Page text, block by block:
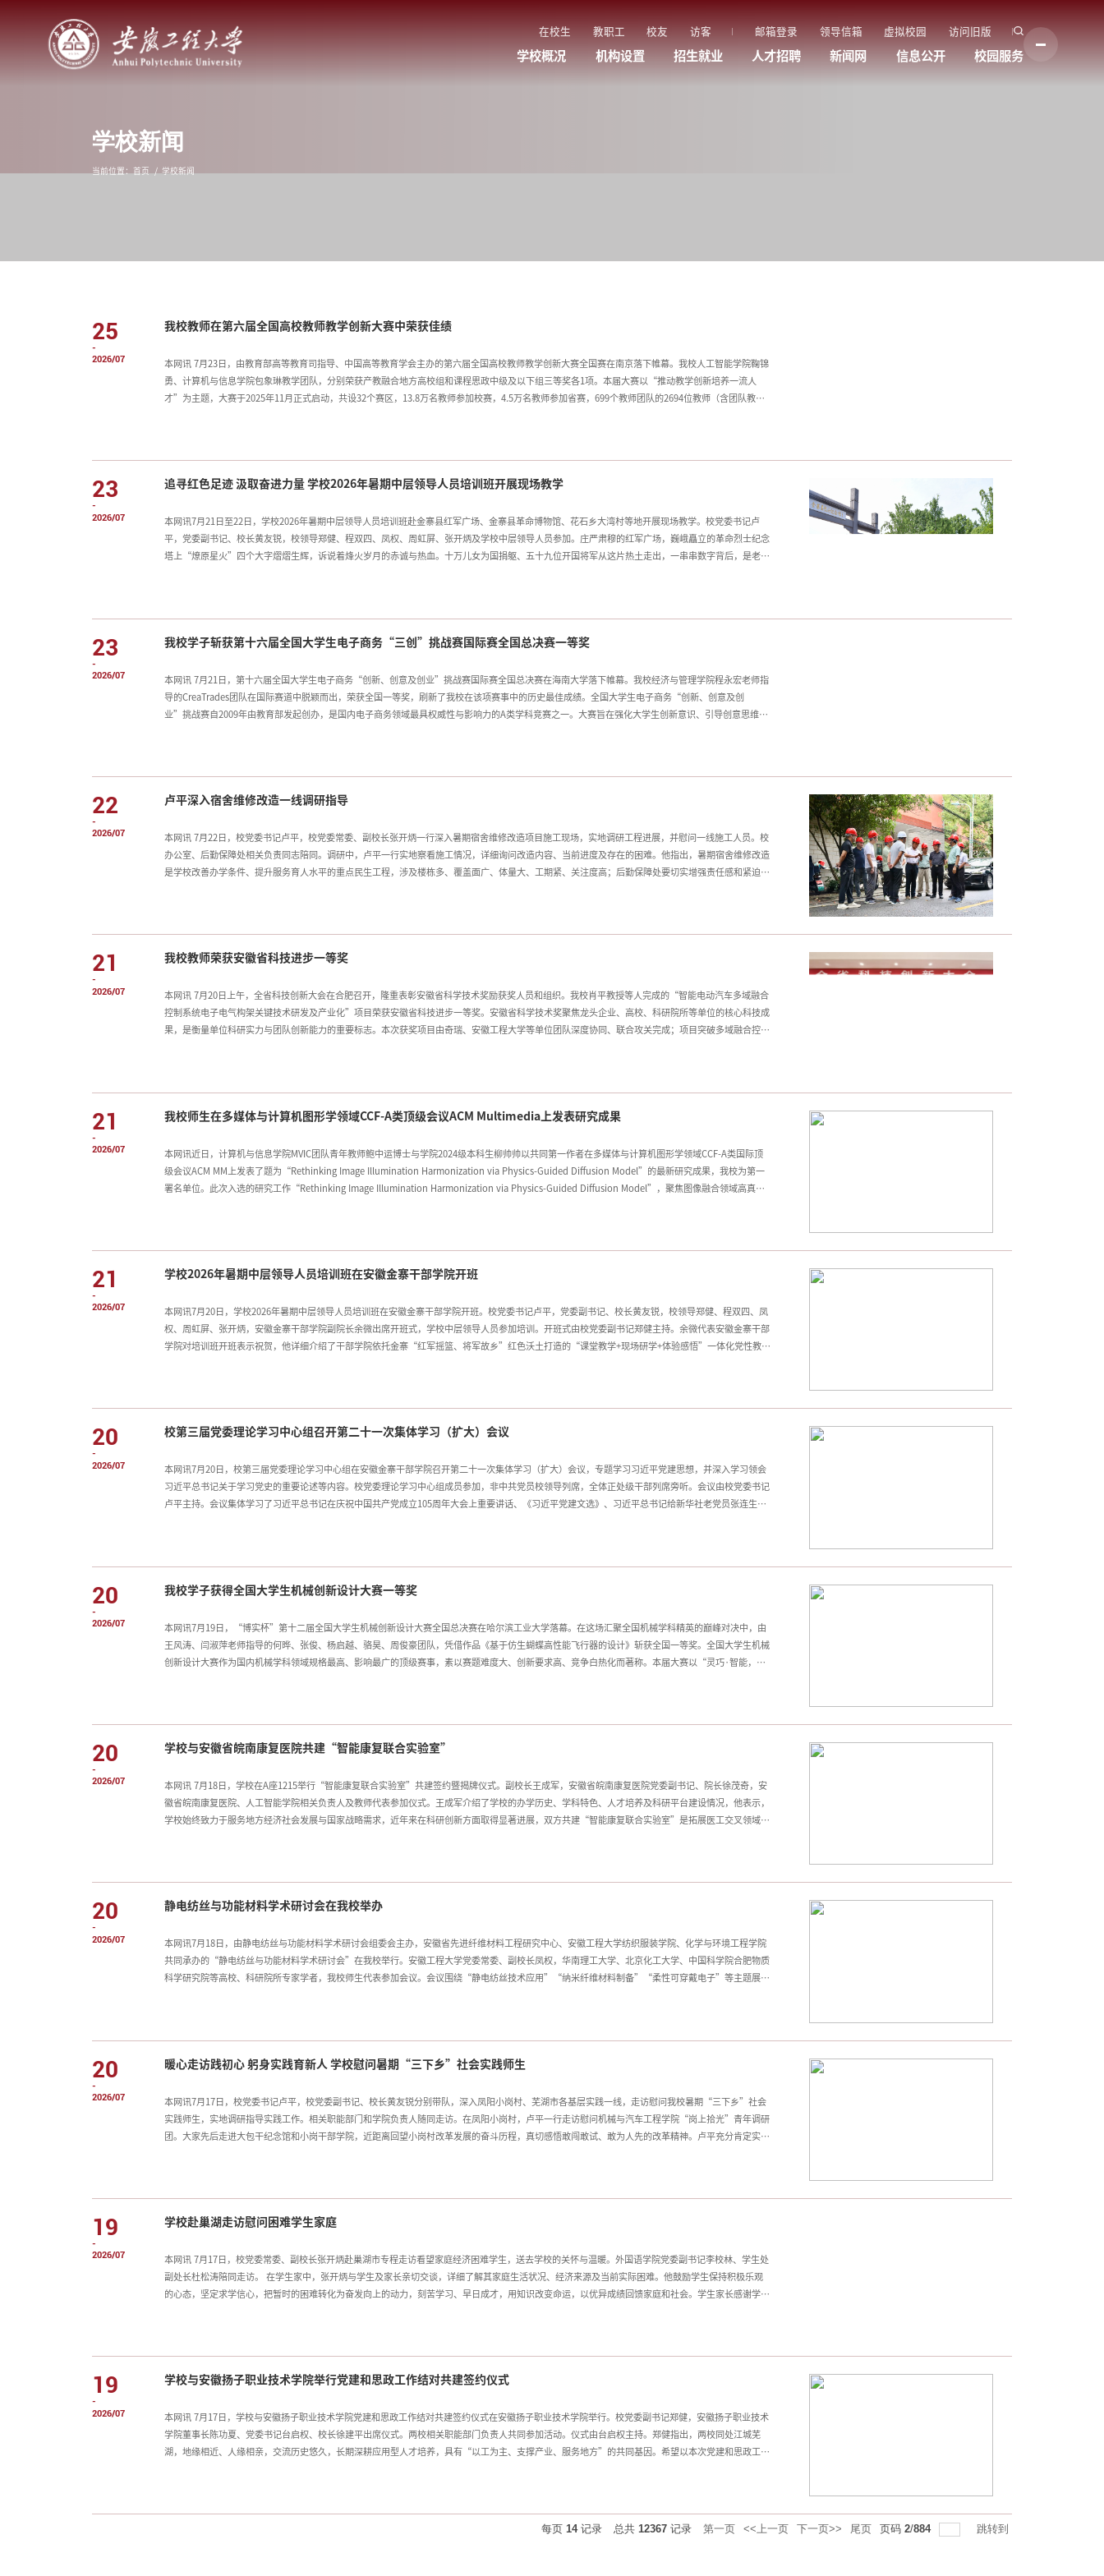
在校生 教职工 校友 访客 邮箱登录 领导信箱 虚拟校园 访问旧版
学校概况 机构设置 招生就业 人才招聘 新闻网 信息公开 校园服务
学校新闻
当前位置： 首页 学校新闻
25
-
2026/07
我校教师在第六届全国高校教师教学创新大赛中荣获佳绩
‍‍本网讯 7月23日，由教育部高等教育司指导、中国高等教育学会主办的第六届全国高校教师教学创新大赛全国赛在南京落下帷幕。我校人工智能学院鞠锦
勇、计算机与信息学院包象琳教学团队，分别荣获产教融合地方高校组和课程思政中级及以下组三等奖各1项。本届大赛以“推动教学创新培养一流人
才”为主题，大赛于2025年11月正式启动，共设32个赛区，13.8万名教师参加校赛，4.5万名教师参加省赛，699个教师团队的2694位教师（含团队教
活力，全面提升教师教学能力，
23
-
2026/07
追寻红色足迹 汲取奋进力量 学校2026年暑期中层领导人员培训班开展现场教学
本网讯7月21日至22日，学校2026年暑期中层领导人员培训班赴金寨县红军广场、金寨县革命博物馆、花石乡大湾村等地开展现场教学。校党委书记卢
平，党委副书记、校长黄友锐，校领导郑健、程双四、凤权、周虹屏、张开炳及学校中层领导人员参加。庄严肃穆的红军广场，巍峨矗立的革命烈士纪念
塔上“燎原星火”四个大字熠熠生辉，诉说着烽火岁月的赤诚与热血。十万儿女为国捐躯、五十九位开国将军从这片热土走出，一串串数字背后，是老区
宽、房子变美、村庄变整洁、农民日子变好的巨大变化。行走在大
23
-
2026/07
我校学子斩获第十六届全国大学生电子商务“三创”挑战赛国际赛全国总决赛一等奖
本网讯 7月21日，第十六届全国大学生电子商务“创新、创意及创业”挑战赛国际赛全国总决赛在海南大学落下帷幕。我校经济与管理学院程永宏老师指
导的CreaTrades团队在国际赛道中脱颖而出，荣获全国一等奖，刷新了我校在该项赛事中的历史最佳成绩。全国大学生电子商务“创新、创意及创
业”挑战赛自2009年由教育部发起创办，是国内电子商务领域最具权威性与影响力的A类学科竞赛之一。大赛旨在强化大学生创新意识、引导创意思维、
将持续推进产教融合与创新创业教育深度融合，进一步
22
-
2026/07
卢平深入宿舍维修改造一线调研指导
本网讯 7月22日，校党委书记卢平，校党委常委、副校长张开炳一行深入暑期宿舍维修改造项目施工现场，实地调研工程进展，并慰问一线施工人员。校
办公室、后勤保障处相关负责同志陪同。调研中，卢平一行实地察看施工情况，详细询问改造内容、当前进度及存在的困难。他指出，暑期宿舍维修改造
是学校改善办学条件、提升服务育人水平的重点民生工程，涉及楼栋多、覆盖面广、体量大、工期紧、关注度高；后勤保障处要切实增强责任感和紧迫
化每日工作量与在岗人员，确保各环节无缝衔接，按期交付使用；要彰
21
-
2026/07
我校教师荣获安徽省科技进步一等奖
本网讯 7月20日上午，全省科技创新大会在合肥召开，隆重表彰安徽省科学技术奖励获奖人员和组织。我校肖平教授等人完成的“智能电动汽车多域融合
控制系统电子电气构架关键技术研发及产业化”项目荣获安徽省科技进步一等奖。安徽省科学技术奖聚焦龙头企业、高校、科研院所等单位的核心科技成
果，是衡量单位科研实力与团队创新能力的重要标志。本次获奖项目由奇瑞、安徽工程大学等单位团队深度协同、联合攻关完成；项目突破多域融合控
21
-
2026/07
我校师生在多媒体与计算机图形学领域CCF-A类顶级会议ACM Multimedia上发表研究成果
本网讯近日，计算机与信息学院MVIC团队青年教师鲍中运博士与学院2024级本科生柳帅帅以共同第一作者在多媒体与计算机图形学领域CCF-A类国际顶
级会议ACM MM上发表了题为“Rethinking Image Illumination Harmonization via Physics-Guided Diffusion Model”的最新研究成果，我校为第一
署名单位。此次入选的研究工作“Rethinking Image Illumination Harmonization via Physics-Guided Diffusion Model”，聚焦图像融合领域高真实
21
-
2026/07
学校2026年暑期中层领导人员培训班在安徽金寨干部学院开班
本网讯7月20日，学校2026年暑期中层领导人员培训班在安徽金寨干部学院开班。校党委书记卢平，党委副书记、校长黄友锐，校领导郑健、程双四、凤
权、周虹屏、张开炳，安徽金寨干部学院副院长余微出席开班式，学校中层领导人员参加培训。开班式由校党委副书记郑健主持。余微代表安徽金寨干部
学院对培训班开班表示祝贺，他详细介绍了干部学院依托金寨“红军摇篮、将军故乡”红色沃土打造的“课堂教学+现场研学+体验感悟”一体化党性教育
最高位置，把师生的需求作为工作的出发点，真正把政绩镌刻在师
20
-
2026/07
校第三届党委理论学习中心组召开第二十一次集体学习（扩大）会议
本网讯7月20日，校第三届党委理论学习中心组在安徽金寨干部学院召开第二十一次集体学习（扩大）会议，专题学习习近平党建思想，并深入学习领会
习近平总书记关于学习党史的重要论述等内容。校党委理论学习中心组成员参加，非中共党员校领导列席，全体正处级干部列席旁听。会议由校党委书记
卢平主持。会议集体学习了习近平总书记在庆祝中国共产党成立105周年大会上重要讲话、《习近平党建文选》、习近平总书记给新华社老党员张连生的
的战斗堡垒作用和党员的先锋模范作用，以实干实绩检验学习成效
20
-
2026/07
我校学子获得全国大学生机械创新设计大赛一等奖
本网讯7月19日，“博实杯”第十二届全国大学生机械创新设计大赛全国总决赛在哈尔滨工业大学落幕。在这场汇聚全国机械学科精英的巅峰对决中，由
王风涛、闫淑萍老师指导的何晔、张俊、杨启越、骆昊、周俊豪团队，凭借作品《基于仿生蝴蝶高性能飞行器的设计》斩获全国一等奖。全国大学生机械
创新设计大赛作为国内机械学科领域规格最高、影响最广的顶级赛事，素以赛题难度大、创新要求高、竞争白热化而著称。本届大赛以“灵巧·智能，美
低、易损耗”三大难题，反复推演数学模型，迭代优化样机结构，最终层层
20
-
2026/07
学校与安徽省皖南康复医院共建“智能康复联合实验室”
本网讯 7月18日，学校在A座1215举行“智能康复联合实验室”共建签约暨揭牌仪式。副校长王成军，安徽省皖南康复医院党委副书记、院长徐茂奇，安
徽省皖南康复医院、人工智能学院相关负责人及教师代表参加仪式。王成军介绍了学校的办学历史、学科特色、人才培养及科研平台建设情况，他表示，
学校始终致力于服务地方经济社会发展与国家战略需求，近年来在科研创新方面取得显著进展，双方共建“智能康复联合实验室”是拓展医工交叉领域、
略、推动人工智能与康复医学深度融合的重要举措。实验室将
20
-
2026/07
静电纺丝与功能材料学术研讨会在我校举办
本网讯7月18日，由静电纺丝与功能材料学术研讨会组委会主办，安徽省先进纤维材料工程研究中心、安徽工程大学纺织服装学院、化学与环境工程学院
共同承办的“静电纺丝与功能材料学术研讨会”在我校举行。安徽工程大学党委常委、副校长凤权，华南理工大学、北京化工大学、中国科学院合肥物质
科学研究院等高校、科研院所专家学者，我校师生代表参加会议。会议围绕“静电纺丝技术应用”“纳米纤维材料制备”“柔性可穿戴电子”等主题展开
实地了解我校在静电纺丝纳米纤维、功能材料等方向的科研平台与研
20
-
2026/07
暖心走访践初心 躬身实践育新人 学校慰问暑期“三下乡”社会实践师生
本网讯7月17日，校党委书记卢平，校党委副书记、校长黄友锐分别带队，深入凤阳小岗村、芜湖市各基层实践一线，走访慰问我校暑期“三下乡”社会
实践师生，实地调研指导实践工作。相关职能部门和学院负责人随同走访。在凤阳小岗村，卢平一行走访慰问机械与汽车工程学院“岗上拾光”青年调研
团。大家先后走进大包干纪念馆和小岗干部学院，近距离回望小岗村改革发展的奋斗历程，真切感悟敢闯敢试、敢为人先的改革精神。卢平充分肯定实践
项目聚焦新就业群体子女托管难题、缓解暑期看护压力表示肯定，叮
19
-
2026/07
学校赴巢湖走访慰问困难学生家庭
本网讯 7月17日，校党委常委、副校长张开炳赴巢湖市专程走访看望家庭经济困难学生，送去学校的关怀与温暖。外国语学院党委副书记李校林、学生处
副处长杜松涛陪同走访。 在学生家中，张开炳与学生及家长亲切交谈，详细了解其家庭生活状况、经济来源及当前实际困难。他鼓励学生保持积极乐观
的心态，坚定求学信心，把暂时的困难转化为奋发向上的动力，刻苦学习、早日成才，用知识改变命运，以优异成绩回馈家庭和社会。学生家长感谢学校
19
-
2026/07
学校与安徽扬子职业技术学院举行党建和思政工作结对共建签约仪式
本网讯 7月17日，学校与安徽扬子职业技术学院党建和思政工作结对共建签约仪式在安徽扬子职业技术学院举行。校党委副书记郑健，安徽扬子职业技术
学院董事长陈功夏、党委书记台启权、校长徐建平出席仪式。两校相关职能部门负责人共同参加活动。仪式由台启权主持。郑健指出，两校同处江城芜
湖，地缘相近、人缘相亲，交流历史悠久，长期深耕应用型人才培养，具有“以工为主、支撑产业、服务地方”的共同基因。希望以本次党建和思政工作
每页 14记录 总共 12367 记录 第一页 <<上一页 下一页>> 尾页 页码 2/884 跳转到